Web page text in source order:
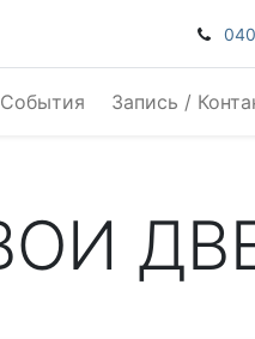
События Запись /